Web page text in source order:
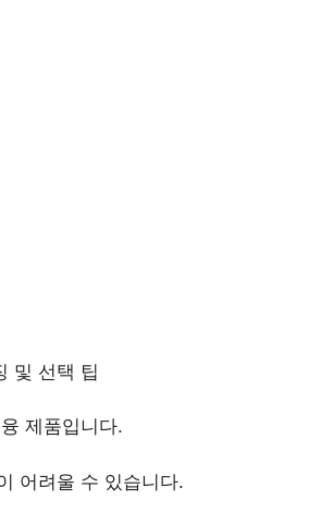
및 선택 팁
제품입니다.
어려울 수 있습니다.